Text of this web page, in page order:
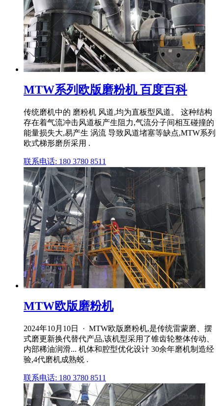
MTW系列欧版磨粉机 百度百科
传统磨机中的 磨粉机 风道,均为直板型风道。 这种结构
存在着气流冲击风道板产生阻力,气流分子间相互碰撞的
能量损失大,易产生 涡流 导致风道堵塞等缺点,MTW系列
欧式梯形磨所采用 .
联系电话: 180 3780 8511
MTW欧版磨粉机
2024年10月10日 · MTW欧版磨粉机,是传统雷蒙磨、摆
式磨更新换代替代产品,该机型采用了锥齿轮整体传动、
内部稀油润滑... 机体和腔型优化设计 30余年磨机制造经
验,4代磨机成熟蜕 .
联系电话: 180 3780 8511